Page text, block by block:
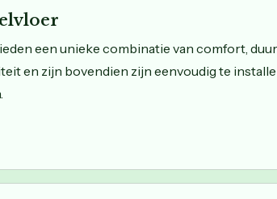
een unieke combinatie van comfort,
en zijn bovendien zijn eenvoudig te